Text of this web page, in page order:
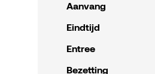
Aanvang
Eindtijd
Entree
Bezetting